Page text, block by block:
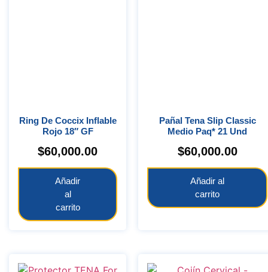
Ring De Coccix Inflable
Rojo 18″ GF
$60,000.00
Añadir
al
carrito
Pañal Tena Slip Classic
Medio Paq* 21 Und
$60,000.00
Añadir al
carrito